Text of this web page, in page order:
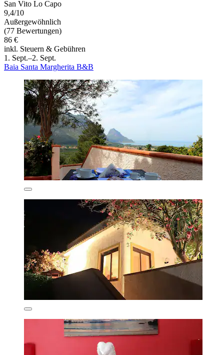
San Vito Lo Capo
9,4/10
Außergewöhnlich
(77 Bewertungen)
86 €
inkl. Steuern & Gebühren
1. Sept.–2. Sept.
Baia Santa Margherita B&B